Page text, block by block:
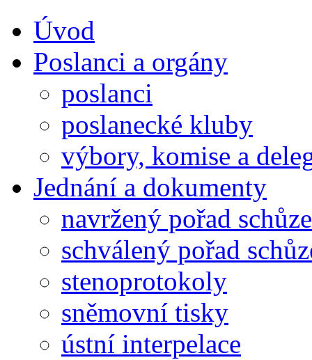
Úvod
Poslanci a orgány
poslanci
poslanecké kluby
výbory, komise a
Jednání a dokumenty
navržený pořad schůze
schválený pořad
stenoprotokoly
sněmovní tisky
ústní interpelace